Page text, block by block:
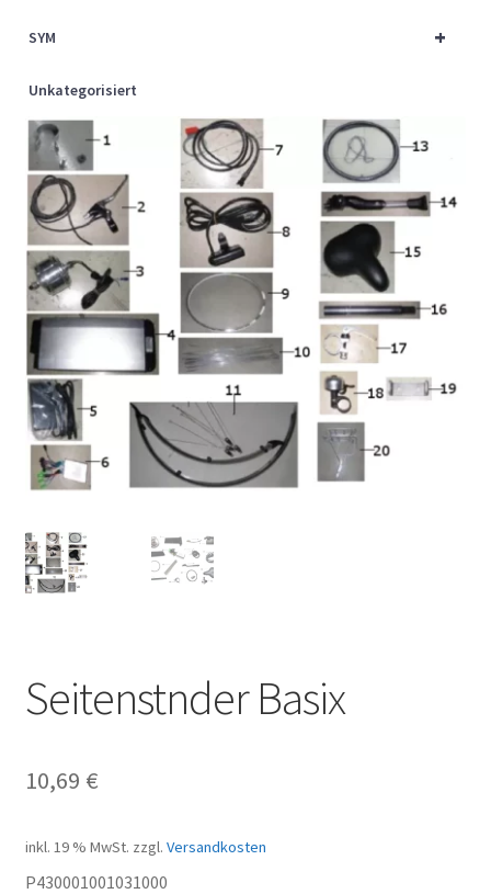
+
SYM
Unkategorisiert
Seitenstnder Basix
10,69 €
inkl. 19 % MwSt. zzgl. Versandkosten
P430001001031000